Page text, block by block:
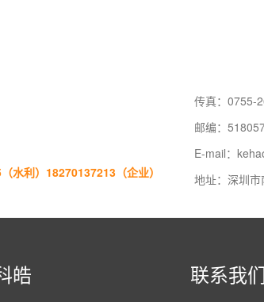
水利）18270137213（企业）
传真：0755-
邮编：
E-mail：
地址：深圳
皓 联系我们